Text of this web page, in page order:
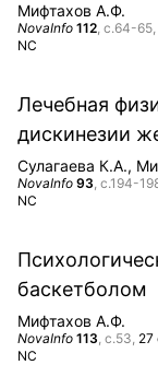
Мифтахов А.Ф.
NovaInfo 112, с.64-65,
NC
Лечебная
дискинезии
Сулагаева К.А.
NovaInfo 93, с.194-
NC
баскетболом
Мифтахов А.Ф.
NovaInfo 113, с.53, 27
NC